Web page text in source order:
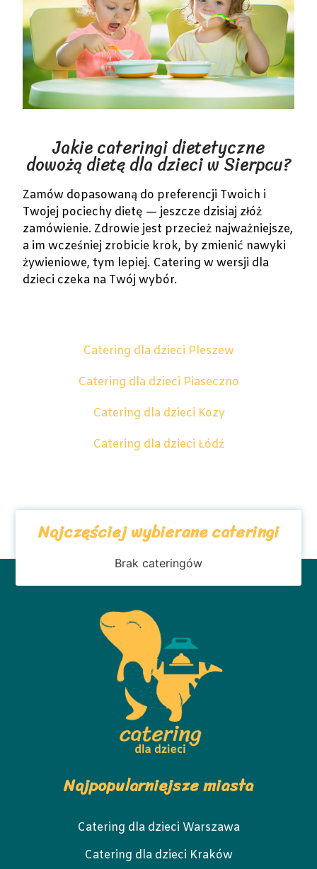
Jakie cateringi dietetyczne
dowożą dietę dla dzieci w Sierpcu?
Zamów dopasowaną do preferencji Twoich i
Twojej pociechy dietę — jeszcze dzisiaj złóż
zamówienie. Zdrowie jest przecież najważniejsze,
a im wcześniej zrobicie krok, by zmienić nawyki
żywieniowe, tym lepiej. Catering w wersji dla
dzieci czeka na Twój wybór.
Catering dla dzieci Pleszew
Catering dla dzieci Piaseczno
Catering dla dzieci Kozy
Catering dla dzieci Łódź
Najczęściej wybierane cateringi
Brak cateringów
Najpopularniejsze miasta
Catering dla dzieci Warszawa
Catering dla dzieci Kraków